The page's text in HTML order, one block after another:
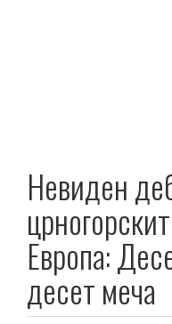
Невиден
Европа:
десет меча